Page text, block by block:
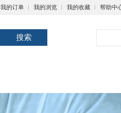
我的订单 我的浏览 我的收藏 帮助中
搜索